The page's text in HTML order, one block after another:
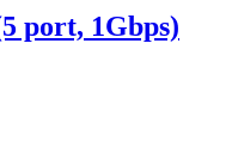
port, 1Gbps)